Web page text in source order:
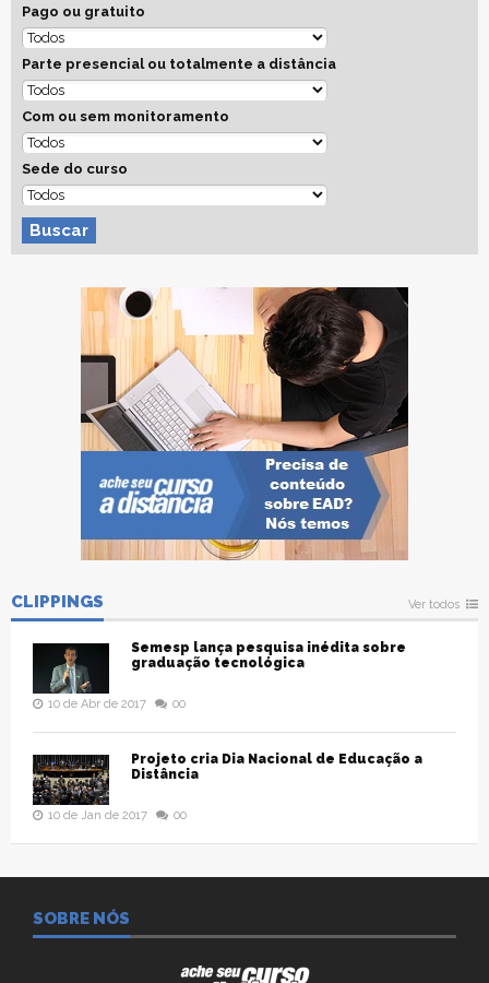
Pago ou gratuito
Parte presencial ou totalmente a distância
Com ou sem monitoramento
Sede do curso
Buscar
CLIPPINGS Ver todos
Semesp lança pesquisa inédita sobre
graduação tecnológica
10 de Abr de 2017 00
Projeto cria Dia Nacional de Educação a
Distância
10 de Jan de 2017 00
SOBRE NÓS